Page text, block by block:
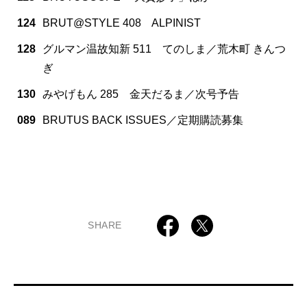
124 BRUT@STYLE 408 ALPINIST
128
グルマン温故知新 511 てのしま／荒木町 きんつ
ぎ
130 みやげもん 285 金天だるま／次号予告
089 BRUTUS BACK ISSUES／定期購読募集
SHARE